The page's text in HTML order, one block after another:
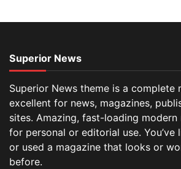
Superior News
Superior News theme is a complete
excellent for news, magazines,
sites. Amazing, fast-loading modern
for personal or editorial use. You’ve
or used a magazine that looks or
before.